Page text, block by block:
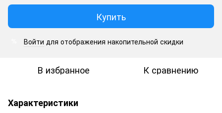
Купить
Войти для отображения накопительной скидки
В избранное К сравнению
Характеристики